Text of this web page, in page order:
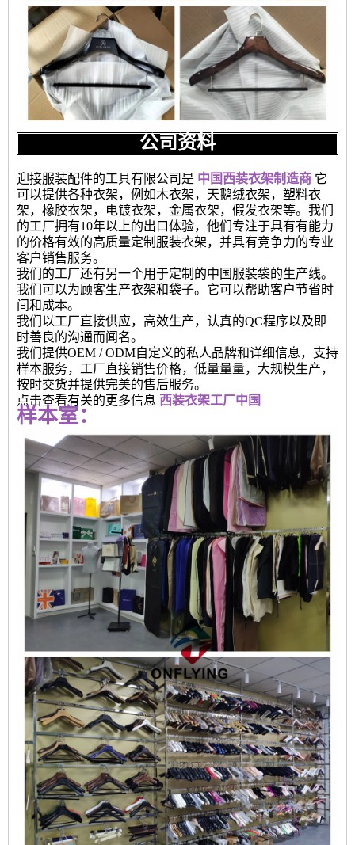
公司资料
迎接服装配件的工具有限公司是 中国西装衣架制造商 它
可以提供各种衣架，例如木衣架，天鹅绒衣架，塑料衣
架，橡胶衣架，电镀衣架，金属衣架，假发衣架等。我们
的工厂拥有10年以上的出口体验，他们专注于具有有能力
的价格有效的高质量定制服装衣架，并具有竞争力的专业
客户销售服务。
我们的工厂还有另一个用于定制的中国服装袋的生产线。
我们可以为顾客生产衣架和袋子。它可以帮助客户节省时
间和成本。
我们以工厂直接供应，高效生产，认真的QC程序以及即
时善良的沟通而闻名。
我们提供OEM / ODM自定义的私人品牌和详细信息，支持
样本服务，工厂直接销售价格，低量量量，大规模生产，
按时交货并提供完美的售后服务。
点击查看有关的更多信息 西装衣架工厂中国
样本室：